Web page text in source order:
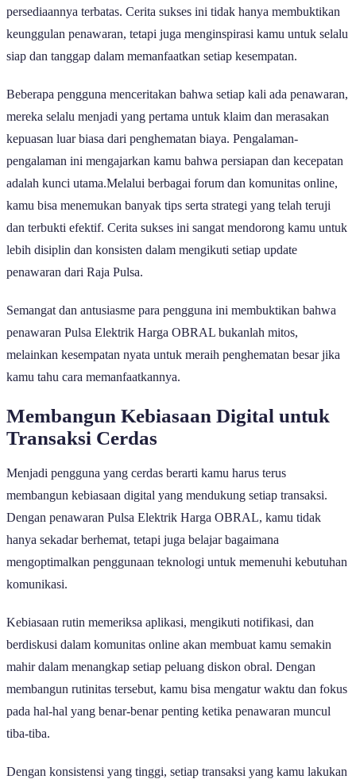
persediaannya terbatas. Cerita sukses ini tidak hanya membuktikan
keunggulan penawaran, tetapi juga menginspirasi kamu untuk selalu
siap dan tanggap dalam memanfaatkan setiap kesempatan.
Beberapa pengguna menceritakan bahwa setiap kali ada penawaran,
mereka selalu menjadi yang pertama untuk klaim dan merasakan
kepuasan luar biasa dari penghematan biaya. Pengalaman-
pengalaman ini mengajarkan kamu bahwa persiapan dan kecepatan
adalah kunci utama.Melalui berbagai forum dan komunitas online,
kamu bisa menemukan banyak tips serta strategi yang telah teruji
dan terbukti efektif. Cerita sukses ini sangat mendorong kamu untuk
lebih disiplin dan konsisten dalam mengikuti setiap update
penawaran dari Raja Pulsa.
Semangat dan antusiasme para pengguna ini membuktikan bahwa
penawaran Pulsa Elektrik Harga OBRAL bukanlah mitos,
melainkan kesempatan nyata untuk meraih penghematan besar jika
kamu tahu cara memanfaatkannya.
Membangun Kebiasaan Digital untuk
Transaksi Cerdas
Menjadi pengguna yang cerdas berarti kamu harus terus
membangun kebiasaan digital yang mendukung setiap transaksi.
Dengan penawaran Pulsa Elektrik Harga OBRAL, kamu tidak
hanya sekadar berhemat, tetapi juga belajar bagaimana
mengoptimalkan penggunaan teknologi untuk memenuhi kebutuhan
komunikasi.
Kebiasaan rutin memeriksa aplikasi, mengikuti notifikasi, dan
berdiskusi dalam komunitas online akan membuat kamu semakin
mahir dalam menangkap setiap peluang diskon obral. Dengan
membangun rutinitas tersebut, kamu bisa mengatur waktu dan fokus
pada hal-hal yang benar-benar penting ketika penawaran muncul
tiba-tiba.
Dengan konsistensi yang tinggi, setiap transaksi yang kamu lakukan